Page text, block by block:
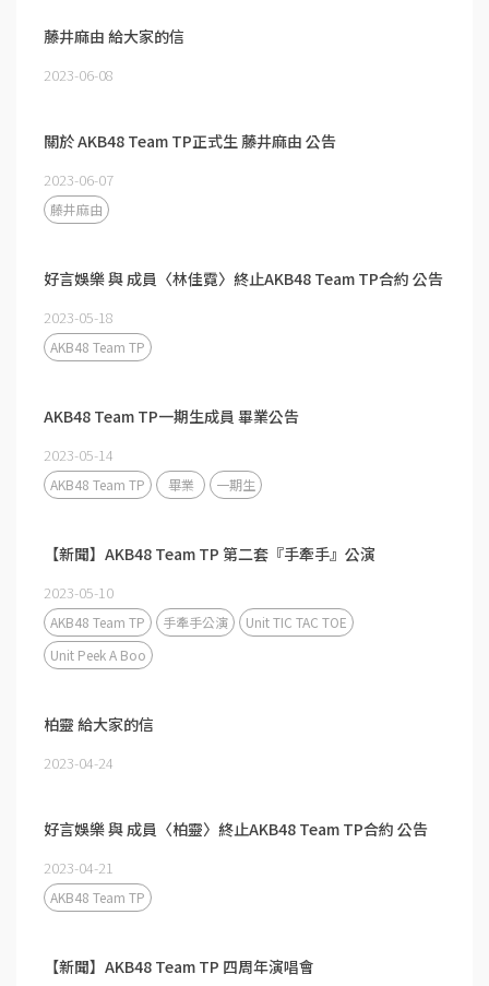
藤井麻由 給大家的信
2023-06-08
關於 AKB48 Team TP正式生 藤井麻由 公告
2023-06-07
藤井麻由
好言娛樂 與 成員〈林佳霓〉終止AKB48 Team TP合約 公告
2023-05-18
AKB48 Team TP
AKB48 Team TP一期生成員 畢業公告
2023-05-14
AKB48 Team TP 畢業 一期生
【新聞】AKB48 Team TP 第二套『手牽手』公演
2023-05-10
AKB48 Team TP 手牽手公演
Unit TIC TAC TOE
Unit Peek A Boo
柏靈 給大家的信
2023-04-24
好言娛樂 與 成員〈柏靈〉終止AKB48 Team TP合約 公告
2023-04-21
AKB48 Team TP
【新聞】AKB48 Team TP 四周年演唱會